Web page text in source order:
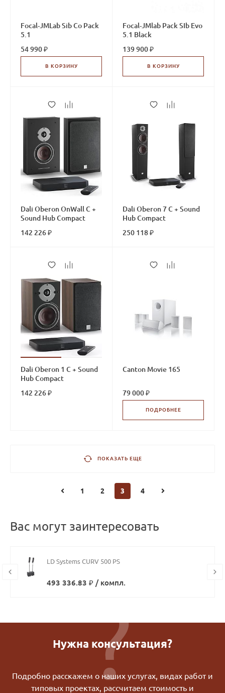
Focal-JMLab Sib Co Pack
5.1
54 990 ₽
В КОРЗИНУ
Focal-JMlab Pack SIb Evo
5.1 Black
139 900 ₽
В КОРЗИНУ
Dali Oberon OnWall C +
Sound Hub Compact
142 226 ₽
Dali Oberon 7 C + Sound
Hub Compact
250 118 ₽
Dali Oberon 1 C + Sound
Hub Compact
142 226 ₽
Canton Movie 165
79 000 ₽
ПОДРОБНЕЕ
ПОКАЗАТЬ ЕЩЕ
1 2 3 4
Вас могут заинтересовать
LD Systems CURV 500 PS
493 336.83 ₽ / компл.
Нужна консультация?
Подробно расскажем о наших услугах, видах работ и
типовых проектах, рассчитаем стоимость и